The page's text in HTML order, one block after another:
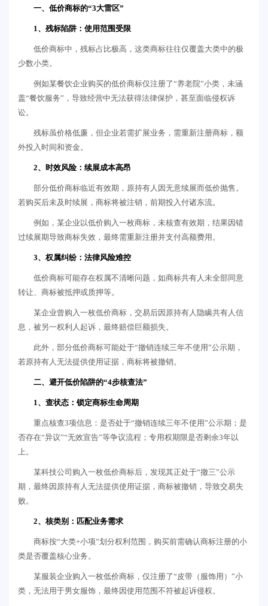
一、低价商标的“3大雷区”
1、残标陷阱：使用范围受限
低价商标中，残标占比极高，这类商标往往仅覆盖大类中的极
少数小类。
例如某餐饮企业购买的低价商标仅注册了“养老院”小类，未涵
盖“餐饮服务”，导致经营中无法获得法律保护，甚至面临侵权诉
讼。
残标虽价格低廉，但企业若需扩展业务，需重新注册商标，额
外投入时间和资金。
2、时效风险：续展成本高昂
部分低价商标临近有效期，原持有人因无意续展而低价抛售。
若购买后未及时续展，商标将被注销，前期投入付诸东流。
例如，某企业以低价购入一枚商标，未核查有效期，结果因错
过续展期导致商标失效，最终需重新注册并支付高额费用。
3、权属纠纷：法律风险难控
低价商标可能存在权属不清晰问题，如商标共有人未全部同意
转让、商标被抵押或质押等。
某企业曾购入一枚低价商标，交易后因原持有人隐瞒共有人信
息，被另一权利人起诉，最终赔偿巨额损失。
此外，部分低价商标可能处于“撤销连续三年不使用”公示期，
若原持有人无法提供使用证据，商标将被撤销。
二、避开低价陷阱的“4步核查法”
1、查状态：锁定商标生命周期
重点核查3项信息：是否处于“撤销连续三年不使用”公示期；是
否存在“异议”“无效宣告”等争议流程；专用权期限是否剩余3年以
上。
某科技公司购入一枚低价商标后，发现其正处于“撤三”公示
期，最终因原持有人无法提供使用证据，商标被撤销，导致交易失
败。
2、核类别：匹配业务需求
商标按“大类+小项”划分权利范围，购买前需确认商标注册的小
类是否覆盖核心业务。
某服装企业购入一枚低价商标，仅注册了“皮带（服饰用）”小
类，无法用于男女服饰，最终因使用范围不符被起诉侵权。